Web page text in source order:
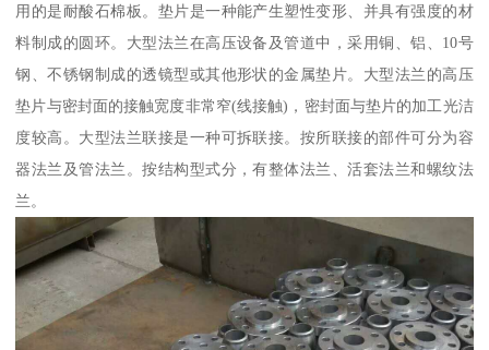
用的是耐酸石棉板。垫片是一种能产生塑性变形、并具有强度的材
料制成的圆环。大型法兰在高压设备及管道中，采用铜、铝、10号
钢、不锈钢制成的透镜型或其他形状的金属垫片。大型法兰的高压
垫片与密封面的接触宽度非常窄(线接触)，密封面与垫片的加工光洁
度较高。大型法兰联接是一种可拆联接。按所联接的部件可分为容
器法兰及管法兰。按结构型式分，有整体法兰、活套法兰和螺纹法
兰。